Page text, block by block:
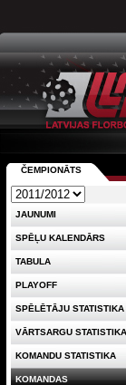
ČEMPIONĀTS
JAUNUMI
SPĒĻU KALENDĀRS
TABULA
PLAYOFF
SPĒLĒTĀJU STATISTIKA
VĀRTSARGU STATISTIKA
KOMANDU STATISTIKA
KOMANDAS